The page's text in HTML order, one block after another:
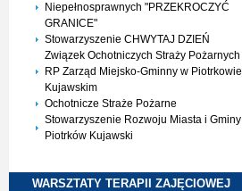
Niepełnosprawnych "PRZEKROCZYĆ
GRANICE"
Stowarzyszenie CHWYTAJ DZIEŃ
Związek Ochotniczych Straży Pożarnych
RP Zarząd Miejsko-Gminny w Piotrkowie
Kujawskim
Ochotnicze Straże Pożarne
Stowarzyszenie Rozwoju Miasta i Gminy
Piotrków Kujawski
WARSZTATY TERAPII ZAJĘCIOWEJ